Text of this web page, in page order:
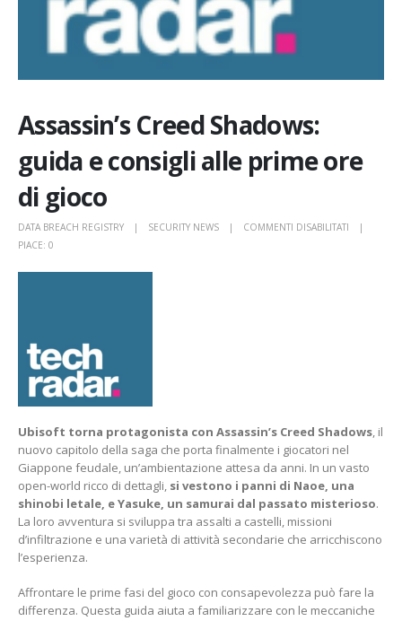
Assassin’s Creed Shadows:
guida e consigli alle prime ore
di gioco
DATA BREACH REGISTRY SECURITY NEWS COMMENTI DISABILITATI
PIACE: 0
Ubisoft torna protagonista con Assassin’s Creed Shadows, il
nuovo capitolo della saga che porta finalmente i giocatori nel
Giappone feudale, un’ambientazione attesa da anni. In un vasto
open-world ricco di dettagli, si vestono i panni di Naoe, una
shinobi letale, e Yasuke, un samurai dal passato misterioso.
La loro avventura si sviluppa tra assalti a castelli, missioni
d’infiltrazione e una varietà di attività secondarie che arricchiscono
l’esperienza.
Affrontare le prime fasi del gioco con consapevolezza può fare la
differenza. Questa guida aiuta a familiarizzare con le meccaniche